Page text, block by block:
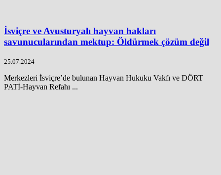
İsviçre ve Avusturyalı hayvan hakları
savunucularından mektup: Öldürmek çözüm değil
25.07.2024
Merkezleri İsviçre’de bulunan Hayvan Hukuku Vakfı ve DÖRT
PATİ-Hayvan Refahı ...